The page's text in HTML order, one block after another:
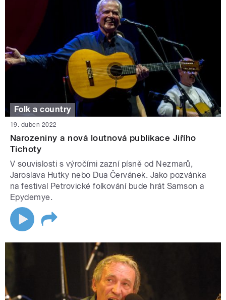
Folk a country
19. duben 2022
Narozeniny a nová loutnová publikace Jiřího
Tichoty
V souvislosti s výročími zazní písně od Nezmarů,
Jaroslava Hutky nebo Dua Červánek. Jako pozvánka
na festival Petrovické folkování bude hrát Samson a
Epydemye.